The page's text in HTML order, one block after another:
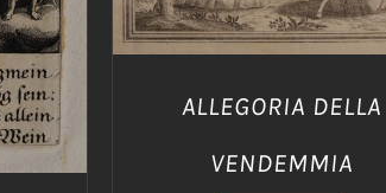
ALLEGORIA DELLA
VENDEMMIA